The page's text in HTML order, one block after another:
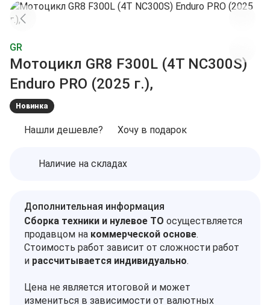
GR
Мотоцикл GR8 F300L (4T NC300S)
Enduro PRO (2025 г.),
Новинка
Нашли дешевле? Хочу в подарок
Наличие на складах
Дополнительная информация
Сборка техники и нулевое ТО осуществляется
продавцом на коммерческой основе.
Стоимость работ зависит от сложности работ
и рассчитывается индивидуально.
Цена не является итоговой и может
измениться в зависимости от валютных